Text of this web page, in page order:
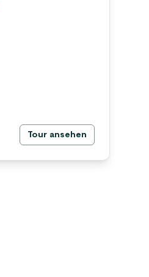
Tour ansehen